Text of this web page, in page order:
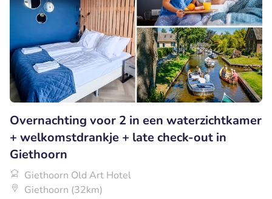
Overnachting voor 2 in een waterzichtkamer
+ welkomstdrankje + late check-out in
Giethoorn
Giethoorn Old Art Hotel
Giethoorn (32km)